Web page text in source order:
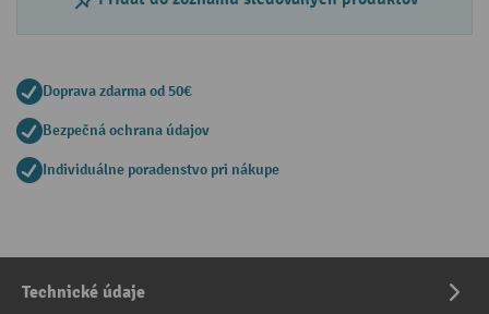
Doprava zdarma od 50€
Bezpečná ochrana údajov
Individuálne poradenstvo pri nákupe
Technické údaje